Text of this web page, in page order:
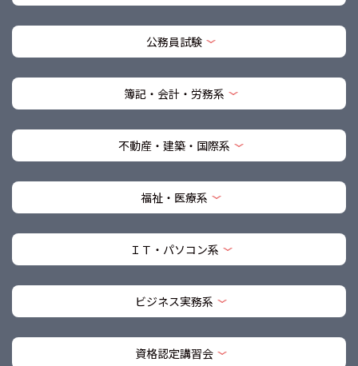
公務員試験
簿記・会計・労務系
不動産・建築・国際系
福祉・医療系
ＩＴ・パソコン系
ビジネス実務系
資格認定講習会